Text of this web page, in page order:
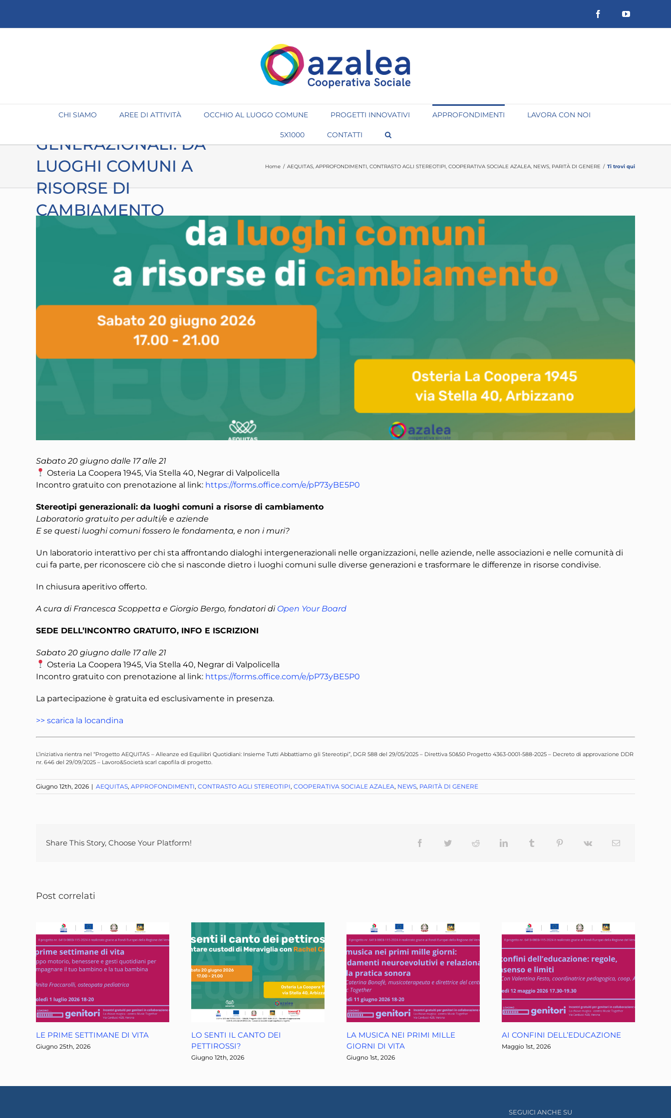
contenuto
FacebookYouTube
CHI SIAMO AREE DI ATTIVITÀ OCCHIO AL LUOGO COMUNE PROGETTI INNOVATIVI APPROFONDIMENTI LAVORA CON NOI
5X1000 CONTATTI
STEREOTIPI
GENERAZIONALI: DA
LUOGHI COMUNI A
RISORSE DI
CAMBIAMENTO
Home / AEQUITAS APPROFONDIMENTI CONTRASTO AGLI STEREOTIPI COOPERATIVA SOCIALE AZALEA NEWS PARITÀ DI GENERE / Ti trovi qui
Sabato 20 giugno dalle 17 alle 21
Osteria La Coopera 1945, Via Stella 40, Negrar di Valpolicella
Incontro gratuito con prenotazione al link: https://forms.office.com/e/pP73yBE5P0
Stereotipi generazionali: da luoghi comuni a risorse di cambiamento
Laboratorio gratuito per adulti/e e aziende
E se questi luoghi comuni fossero le fondamenta, e non i muri?
Un laboratorio interattivo per chi sta affrontando dialoghi intergenerazionali nelle organizzazioni, nelle aziende, nelle associazioni e nelle comunità di
cui fa parte, per riconoscere ciò che si nasconde dietro i luoghi comuni sulle diverse generazioni e trasformare le differenze in risorse condivise.
In chiusura aperitivo offerto.
A cura di Francesca Scoppetta e Giorgio Bergo, fondatori di Open Your Board
SEDE DELL’INCONTRO GRATUITO, INFO E ISCRIZIONI
Sabato 20 giugno dalle 17 alle 21
Osteria La Coopera 1945, Via Stella 40, Negrar di Valpolicella
Incontro gratuito con prenotazione al link: https://forms.office.com/e/pP73yBE5P0
La partecipazione è gratuita ed esclusivamente in presenza.
>> scarica la locandina
L’iniziativa rientra nel “Progetto AEQUITAS – Alleanze ed Equilibri Quotidiani: Insieme Tutti Abbattiamo gli Stereotipi”, DGR 588 del 29/05/2025 – Direttiva 50&50 Progetto 4363-0001-588-2025 – Decreto di approvazione DDR
nr. 646 del 29/09/2025 – Lavoro&Società scarl capofila di progetto.
Giugno 12th, 2026 | AEQUITAS, APPROFONDIMENTI, CONTRASTO AGLI STEREOTIPI, COOPERATIVA SOCIALE AZALEA, NEWS, PARITÀ DI GENERE
Share This Story, Choose Your Platform! Facebook Twitter Reddit LinkedIn Tumblr PinterestVk Email
Post correlati
LE PRIME SETTIMANE DI VITA
Giugno 25th, 2026
LO SENTI IL CANTO DEI
PETTIROSSI?
Giugno 12th, 2026
LA MUSICA NEI PRIMI MILLE
GIORNI DI VITA
Giugno 1st, 2026
AI CONFINI DELL’EDUCAZIONE
Maggio 1st, 2026
SEGUICI ANCHE SU